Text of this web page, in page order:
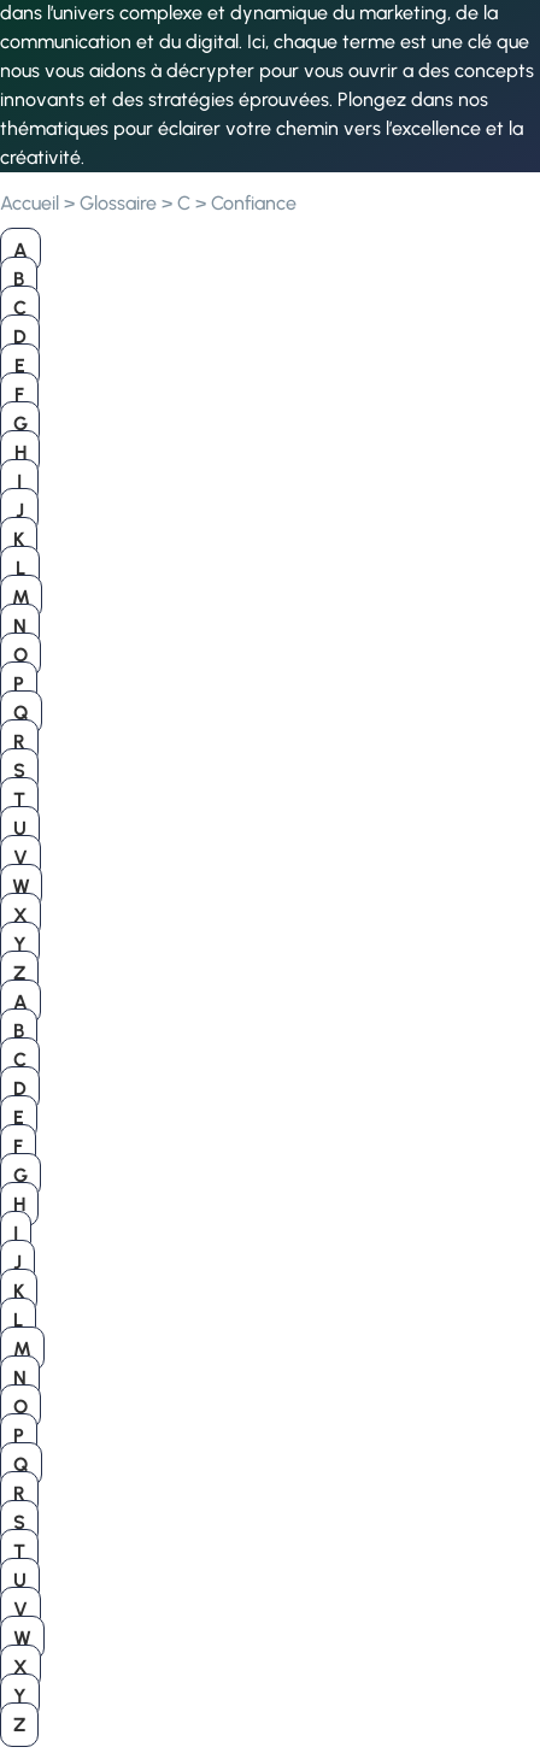
dans l’univers complexe et dynamique du marketing, de la
communication et du digital. Ici, chaque terme est une clé que
nous vous aidons à décrypter pour vous ouvrir a des concepts
innovants et des stratégies éprouvées. Plongez dans nos
thématiques pour éclairer votre chemin vers l’excellence et la
créativité.
Accueil > Glossaire > C > Confiance
A
B
C
D
E
F
G
H
I
J
K
L
M
N
O
P
Q
R
S
T
U
V
W
X
Y
Z
A
B
C
D
E
F
G
H
I
J
K
L
M
N
O
P
Q
R
S
T
U
V
W
X
Y
Z